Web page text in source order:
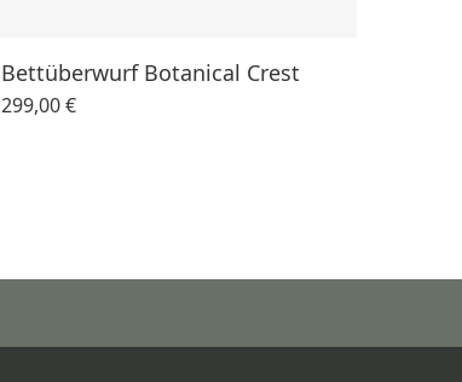
Bettüberwurf Botanical Crest
299,00 €